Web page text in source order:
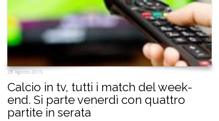
28 Agosto 2015
Calcio in tv, tutti i match del week-
end. Si parte venerdì con quattro
partite in serata